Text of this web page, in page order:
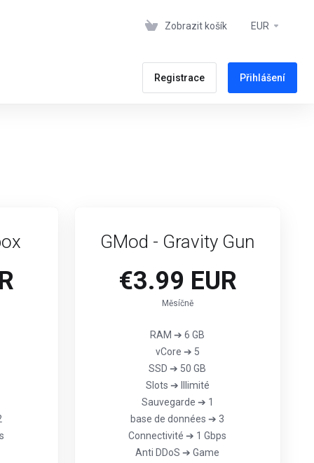
Zobrazit košík EUR
Registrace Přihlášení
GMod - Gravity Gun
€3.99 EUR
Měsíčně
RAM ➔ 6 GB
vCore ➔ 5
SSD ➔ 50 GB
Slots ➔ Illimité
Sauvegarde ➔ 1
base de données ➔ 3
Connectivité ➔ 1 Gbps
Anti DDoS ➔ Game